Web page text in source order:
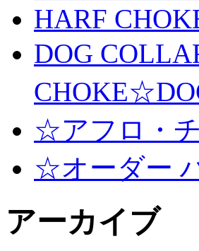
HARF
DOG
☆アフロ・
☆オーダー
アーカイブ